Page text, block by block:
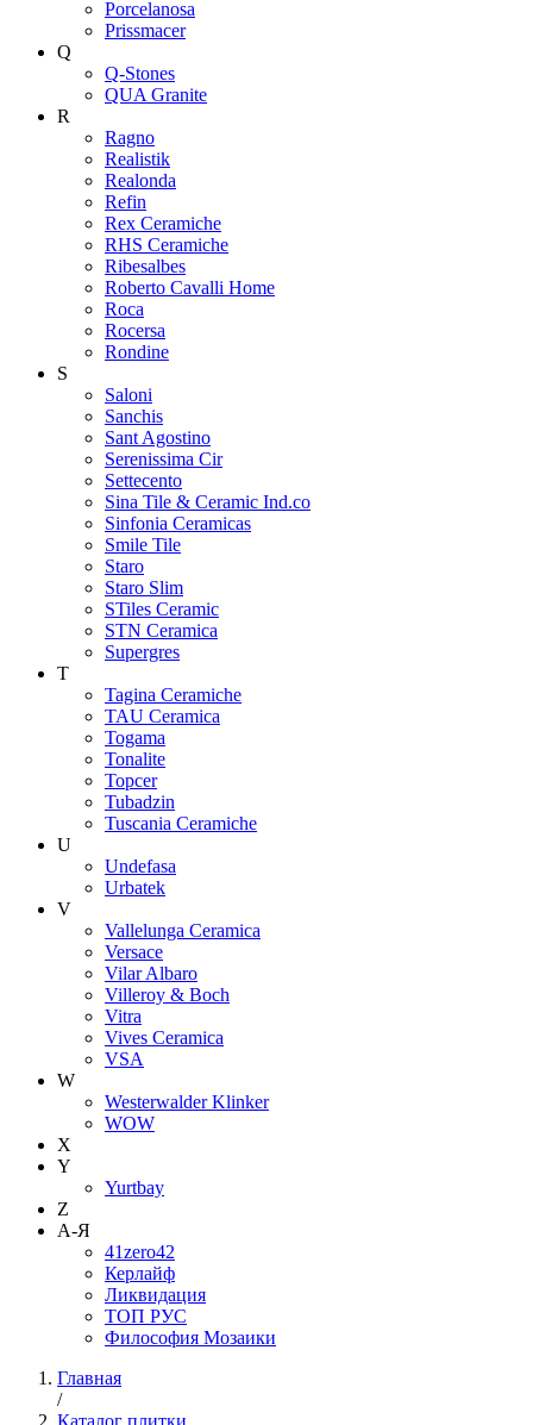
Porcelanosa
Prissmacer
Q
Q-Stones
QUA Granite
R
Ragno
Realistik
Realonda
Refin
Rex Ceramiche
RHS Ceramiche
Ribesalbes
Roberto Cavalli Home
Roca
Rocersa
Rondine
S
Saloni
Sanchis
Sant Agostino
Serenissima Cir
Settecento
Sina Tile & Ceramic Ind.co
Sinfonia Ceramicas
Smile Tile
Staro
Staro Slim
STiles Ceramic
STN Ceramica
Supergres
T
Tagina Ceramiche
TAU Ceramica
Togama
Tonalite
Topcer
Tubadzin
Tuscania Ceramiche
U
Undefasa
Urbatek
V
Vallelunga Ceramica
Versace
Vilar Albaro
Villeroy & Boch
Vitra
Vives Ceramica
VSA
W
Westerwalder Klinker
WOW
X
Y
Yurtbay
Z
А-Я
41zero42
Керлайф
Ликвидация
ТОП РУС
Философия Мозаики
Главная
/
Каталог плитки